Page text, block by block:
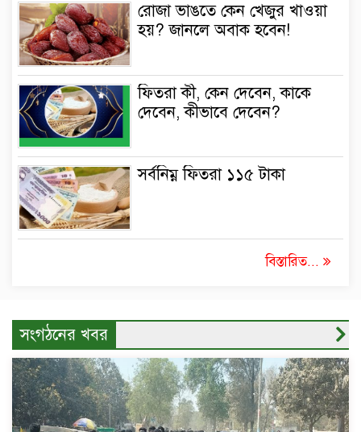
রোজা ভাঙতে কেন খেজুর খাওয়া
হয়? জানলে অবাক হবেন!
ফিতরা কী, কেন দেবেন, কাকে
দেবেন, কীভাবে দেবেন?
সর্বনিম্ন ফিতরা ১১৫ টাকা
বিস্তারিত...
সংগঠনের খবর